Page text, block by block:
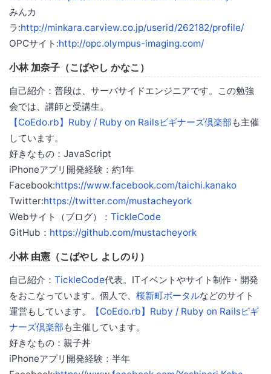
みんカ
ラ:http://minkara.carview.co.jp/userid/262182/profile/
OPCサイト:http://opc.olympus-imaging.com/
小林 加奈子（こばやし かなこ）
自己紹介：普段は、サーバサイドエンジニアです。この勉強
会では、講師と受講生。
【CoEdo.rb】Ruby / Ruby on Railsビギナーズ倶楽部 も主催
しています。
好きなもの：JavaScript
iPhoneアプリ開発経験：約1年
Facebook:https://www.facebook.com/taichi.kanako
Twitter:https://twitter.com/mustacheyork
Webサイト（ブログ）： TickleCode
GitHub： https://github.com/mustacheyork
小林 由憲（こばやし よしのり）
自己紹介： TickleCode代表。ITイベントやサイト制作・開発
をおこなっています。個人で、 桜新町ポータルなどのサイト
運営もしています。
【CoEdo.rb】Ruby / Ruby on Railsビギ
ナーズ倶楽部 も主催しています。
好きなもの：親子丼
iPhoneアプリ開発経験：半年